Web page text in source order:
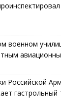
военном
Российской
гастрольный